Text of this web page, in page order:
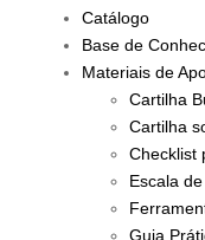
Catálogo
Base de
Materiais de
Cartilha
Cartilha
Checklist
Escala
Guia